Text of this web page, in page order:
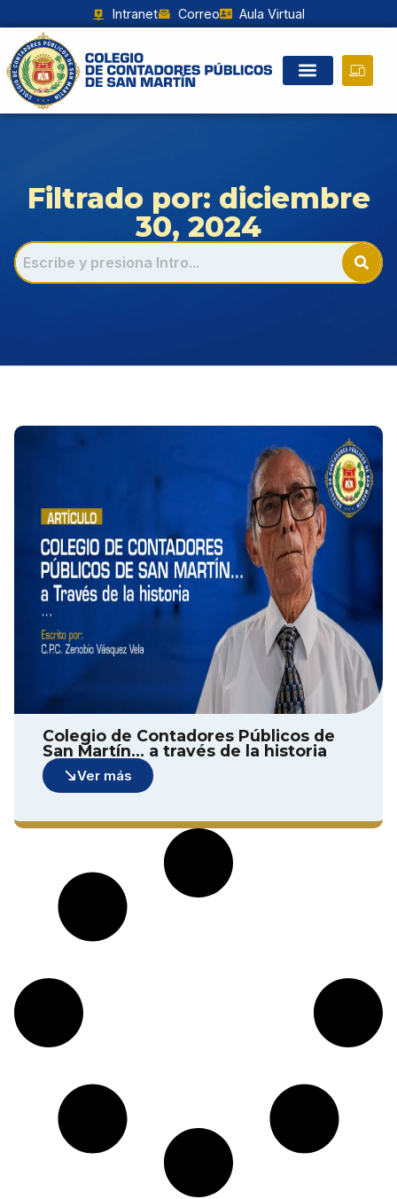
Intranet Correo Aula Virtual
Filtrado por: diciembre
30, 2024
Colegio de Contadores Públicos de
San Martín… a través de la historia
Ver más